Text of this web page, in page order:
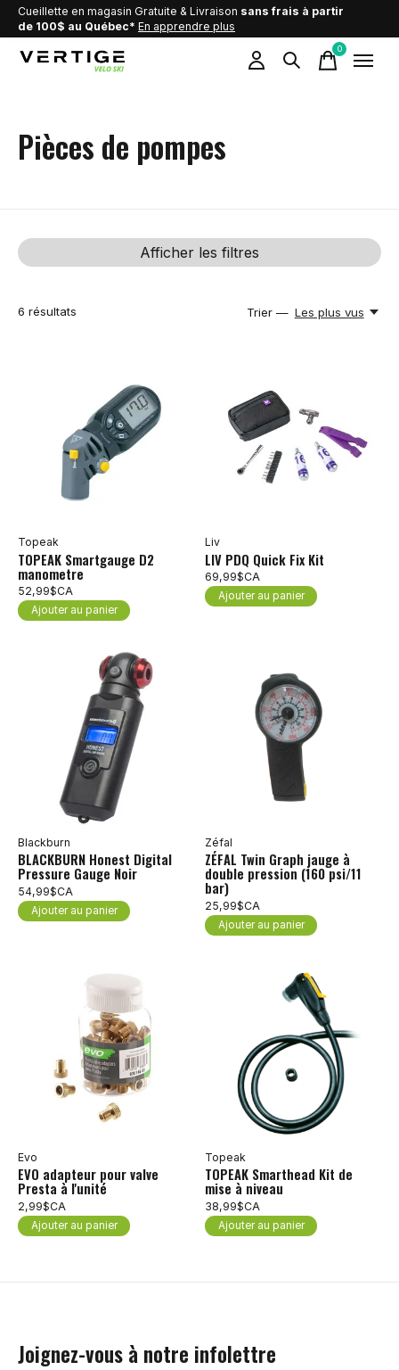
Cueillette en magasin Gratuite & Livraison sans frais à partir
de 100$ au Québec* En apprendre plus
0items
Pièces de pompes
Afficher les filtres
6 résultats Trier — Les plus vus
Topeak
TOPEAK Smartgauge D2
manometre
52,99$CA
Ajouter au panier
Liv
LIV PDQ Quick Fix Kit
69,99$CA
Ajouter au panier
Blackburn
BLACKBURN Honest Digital
Pressure Gauge Noir
54,99$CA
Ajouter au panier
Zéfal
ZÉFAL Twin Graph jauge à
double pression (160 psi/11
bar)
25,99$CA
Ajouter au panier
Evo
EVO adapteur pour valve
Presta à l'unité
2,99$CA
Ajouter au panier
Topeak
TOPEAK Smarthead Kit de
mise à niveau
38,99$CA
Ajouter au panier
Joignez-vous à notre infolettre